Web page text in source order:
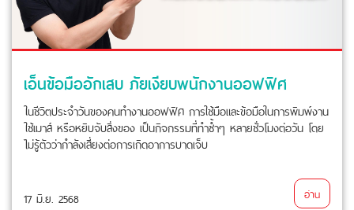
เอ็นข้อมืออักเสบ ภัยเงียบพนักงานออฟฟิศ
ในชีวิตประจำวันของคนทำงานออฟฟิศ การใช้มือและข้อมือในการพิมพ์งาน
ใช้เมาส์ หรือหยิบจับสิ่งของ เป็นกิจกรรมที่ทำซ้ำๆ หลายชั่วโมงต่อวัน โดย
ไม่รู้ตัวว่ากำลังเสี่ยงต่อการเกิดอาการบาดเจ็บ
17 มิ.ย. 2568 อ่าน